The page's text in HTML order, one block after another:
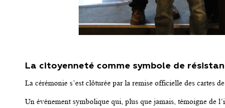
La citoyenneté comme symbole de
La cérémonie s’est clôturée par la remise officielle des cartes
Un événement symbolique qui, plus que jamais, témoigne de